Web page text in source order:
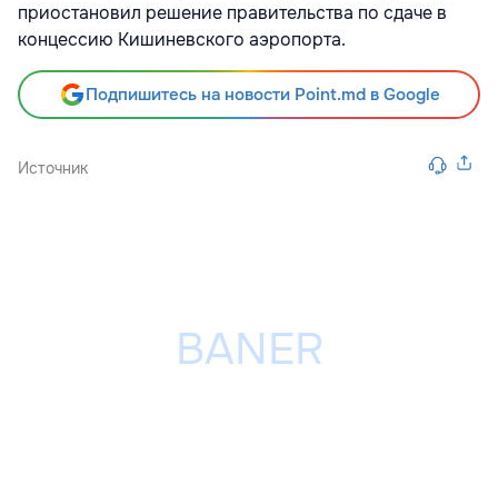
приостановил решение правительства по сдаче в
концессию Кишиневского аэропорта.
Подпишитесь на новости Point.md в Google
Источник